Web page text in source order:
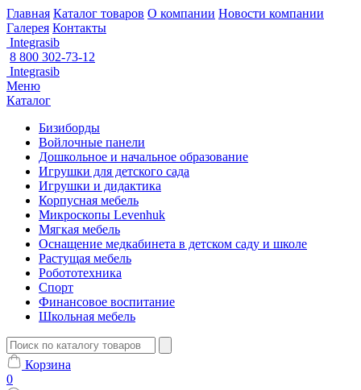
Главная Каталог товаров О компании Новости компании
Галерея Контакты
Integrasib
8 800 302-73-12
Integrasib
Меню
Каталог
Бизиборды
Войлочные панели
Дошкольное и начальное образование
Игрушки для детского сада
Игрушки и дидактика
Корпусная мебель
Микроскопы Levenhuk
Мягкая мебель
Оснащение медкабинета в детском саду и школе
Растущая мебель
Робототехника
Спорт
Финансовое воспитание
Школьная мебель
Корзина
0